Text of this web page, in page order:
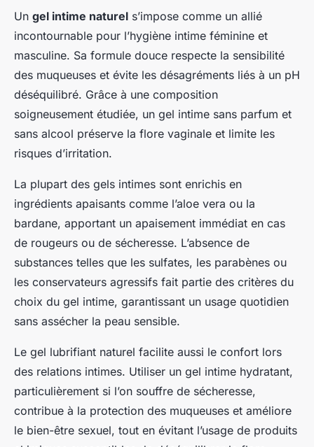
Un gel intime naturel s’impose comme un allié
incontournable pour l’hygiène intime féminine et
masculine. Sa formule douce respecte la sensibilité
des muqueuses et évite les désagréments liés à un pH
déséquilibré. Grâce à une composition
soigneusement étudiée, un gel intime sans parfum et
sans alcool préserve la flore vaginale et limite les
risques d’irritation.
La plupart des gels intimes sont enrichis en
ingrédients apaisants comme l’aloe vera ou la
bardane, apportant un apaisement immédiat en cas
de rougeurs ou de sécheresse. L’absence de
substances telles que les sulfates, les parabènes ou
les conservateurs agressifs fait partie des critères du
choix du gel intime, garantissant un usage quotidien
sans assécher la peau sensible.
Le gel lubrifiant naturel facilite aussi le confort lors
des relations intimes. Utiliser un gel intime hydratant,
particulièrement si l’on souffre de sécheresse,
contribue à la protection des muqueuses et améliore
le bien-être sexuel, tout en évitant l’usage de produits